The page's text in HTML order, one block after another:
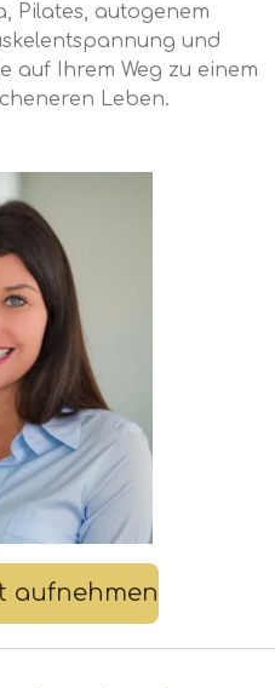
Pilates, autogenem
und
auf Ihrem Weg zu einem
Leben.
aufnehmen